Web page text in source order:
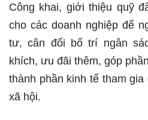
Công khai, giới thiệu quỹ
cho các doanh nghiệp để
tư, cân đối bố trí ngân
khích, ưu đãi thêm, góp
thành phần kinh tế tham
xã hội.